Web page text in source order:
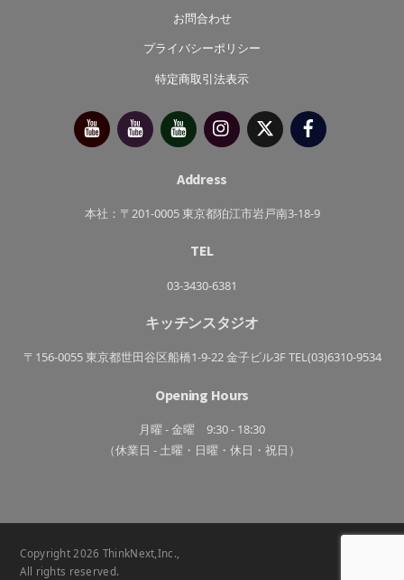
お問合わせ
プライバシーポリシー
特定商取引法表示
今
別
府
べ
っ
ぷ
べ
っ
ぷ
き
ん
InstagramX（旧
Twitter）
Address
本社：〒201-0005 東京都狛江市岩戸南3-18-9
TEL
03-3430-6381
キッチンスタジオ
〒156-0055 東京都世田谷区船橋1-9-22 金子ビル3F TEL(03)6310-9534
Opening Hours
月曜 - 金曜 9:30 - 18:30
（休業日 - 土曜・日曜・休日・祝日）
Copyright 2026 ThinkNext,Inc.,
All rights reserved.